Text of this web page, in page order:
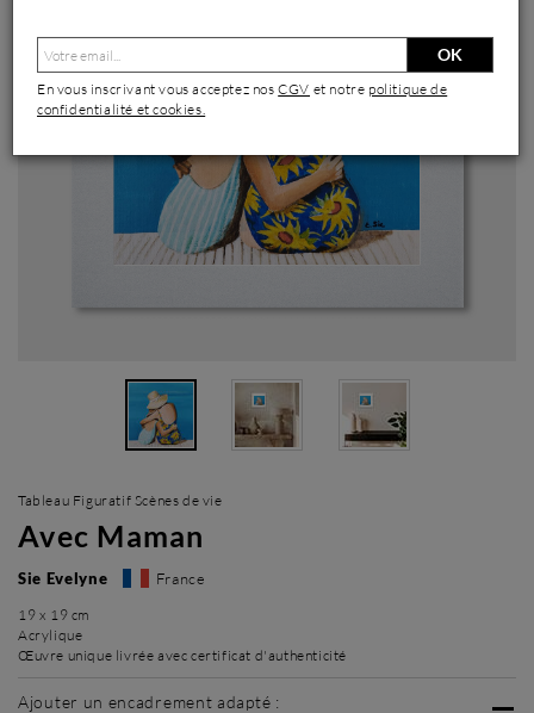
Tableau Figuratif Scènes de vie
Avec Maman
Sie Evelyne France
19 x 19 cm
Acrylique
Œuvre unique livrée avec certificat d'authenticité
Ajouter un encadrement adapté :
OK
En vous inscrivant vous acceptez nosCGV et notre politique de
confidentialité et cookies.